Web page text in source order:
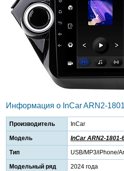
Информация о InCar ARN2-
Производитель InCar
Модель InCar ARN2-1801-
Тип USB/MP3/iPhone/
Модельный ряд 2024 года